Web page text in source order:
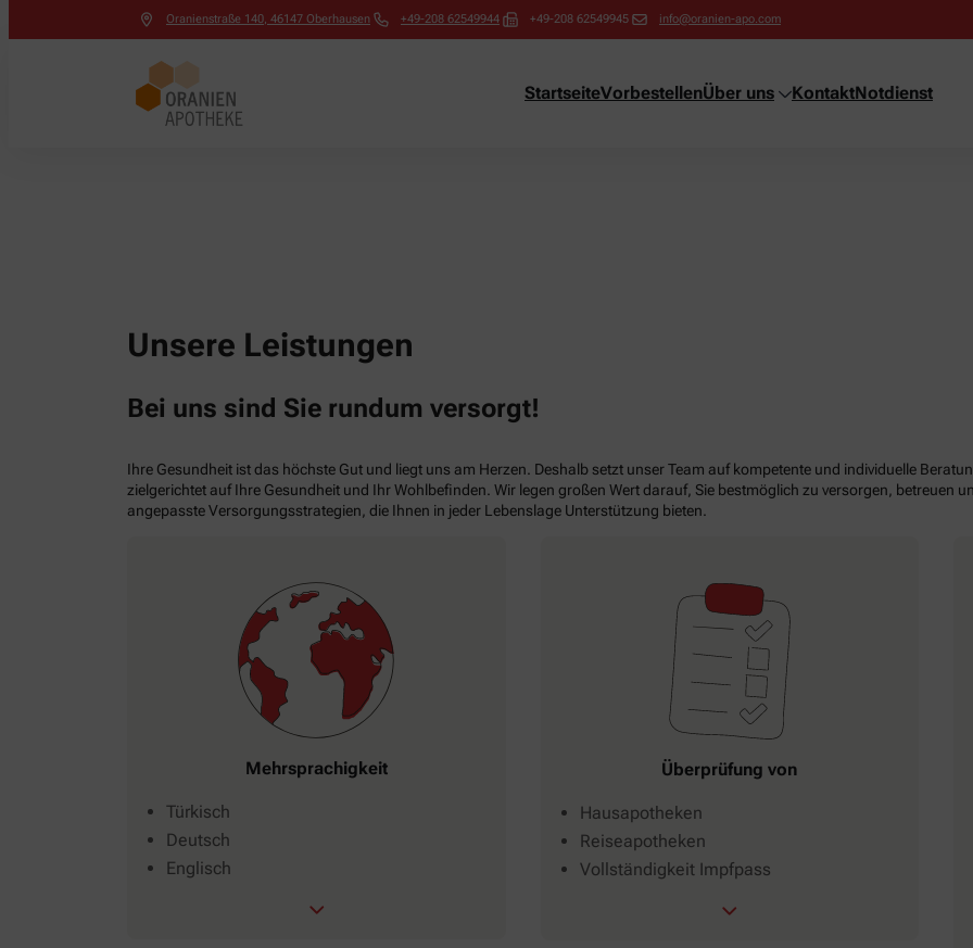
Oranienstraße 140, 46147 Oberhausen +49-208 62549944 +49-208 62549945 info@oranien-apo.com
StartseiteVorbestellenÜber uns KontaktNotdienst
Unsere Leistungen
Bei uns sind Sie rundum versorgt!
Ihre Gesundheit ist das höchste Gut und liegt uns am Herzen. Deshalb setzt unser Team auf kompetente und individuelle
zielgerichtet auf Ihre Gesundheit und Ihr Wohlbefinden. Wir legen großen Wert darauf, Sie bestmöglich zu versorgen, betreuen
angepasste Versorgungsstrategien, die Ihnen in jeder Lebenslage Unterstützung bieten.
Mehrsprachigkeit
Türkisch
Deutsch
Englisch
Überprüfung von
Hausapotheken
Reiseapotheken
Vollständigkeit Impfpass